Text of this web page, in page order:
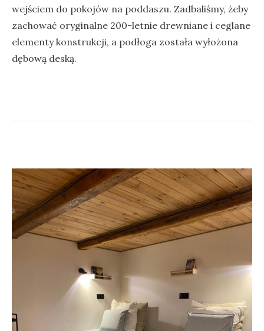
wejściem do pokojów na poddaszu. Zadbaliśmy, żeby
zachować oryginalne 200-letnie drewniane i ceglane
elementy konstrukcji, a podłoga została wyłożona
dębową deską.